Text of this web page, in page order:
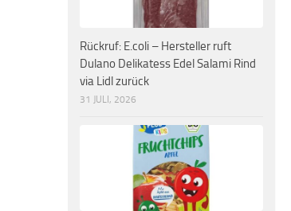
Rückruf: E.coli – Hersteller ruft
Dulano Delikatess Edel Salami Rind
via Lidl zurück
31 JULI, 2026